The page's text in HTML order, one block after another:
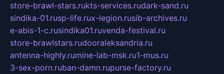
store-brawl-stars.rukts-services.rudark-sand.ru
sindika-01.rusp-life.rux-legion.rusib-archives.ru
e-abis-1-c.rusindika01.ruvenda-festival.ru
store-brawlstars.rudooraleksandria.ru
antenna-highly.rumine-lab-msk.ru1-mus.ru
3-sex-porn.ruban-damn.rupurse-factory.ru